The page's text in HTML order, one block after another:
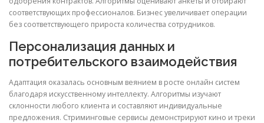
соответствующих профессионалов. Бизнес увеличивает операции
без соответствующего прироста количества сотрудников.
Персонализация данных и
потребительского взаимодействия
Адаптация оказалась основным веянием в росте онлайн систем
благодаря искусственному интеллекту. Алгоритмы изучают
склонности любого клиента и составляют индивидуальные
предложения. Стриминговые сервисы демонстрируют кино и треки